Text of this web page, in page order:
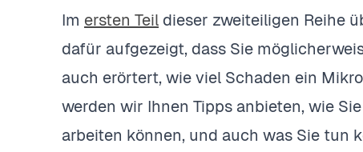
Im ersten Teil dieser zweiteiligen Reihe
dafür aufgezeigt, dass Sie
auch erörtert, wie viel Schaden ein
werden wir Ihnen Tipps anbieten, wie
arbeiten können, und auch was Sie tun